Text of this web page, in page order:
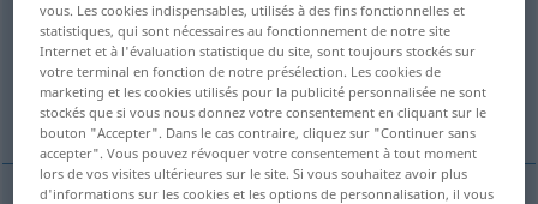
Vue d'ensemble de toutes les traductions
(Pour plus d'informations, cliquez sur/touchez la traduction)
nesnášenlivý
vous. Les cookies indispensables, utilisés à des fins fonctionnelles et
statistiques, qui sont nécessaires au fonctionnement de notre site
Internet et à l'évaluation statistique du site, sont toujours stockés sur
votre terminal en fonction de notre présélection. Les cookies de
marketing et les cookies utilisés pour la publicité personnalisée ne sont
stockés que si vous nous donnez votre consentement en cliquant sur le
bouton "Accepter". Dans le cas contraire, cliquez sur "Continuer sans
accepter". Vous pouvez révoquer votre consentement à tout moment
lors de vos visites ultérieures sur le site. Si vous souhaitez avoir plus
d'informations sur les cookies et les options de personnalisation, il vous